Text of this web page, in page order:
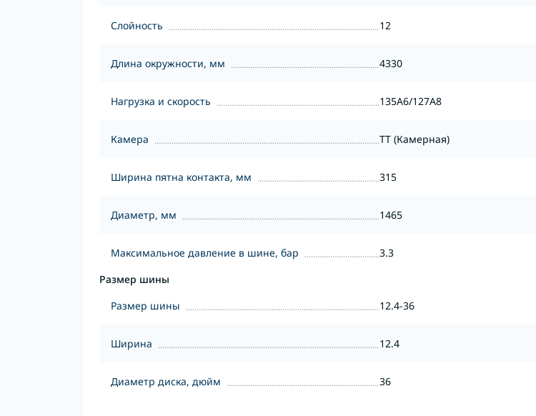
Слойность 12
Длина окружности, мм 4330
Нагрузка и скорость 135A6/127A8
Камера TT (Камерная)
Ширина пятна контакта, мм 315
Диаметр, мм 1465
Максимальное давление в шине, бар
3.3
Размер шины
Размер шины
12.4-36
Ширина 12.4
Диаметр диска, дюйм 36